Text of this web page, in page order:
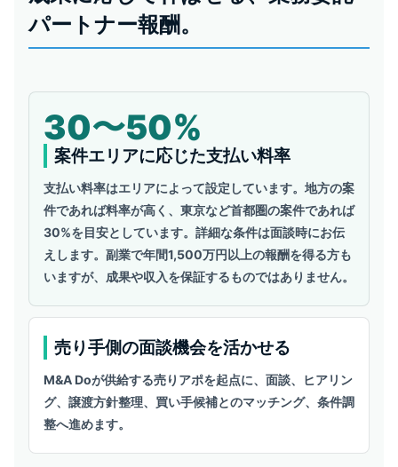
パートナー報酬。
30〜50%
案件エリアに応じた支払い料率
支払い料率はエリアによって設定しています。地方の案
件であれば料率が高く、東京など首都圏の案件であれば
30%を目安としています。詳細な条件は面談時にお伝
えします。副業で年間1,500万円以上の報酬を得る方も
いますが、成果や収入を保証するものではありません。
売り手側の面談機会を活かせる
M&A Doが供給する売りアポを起点に、面談、ヒアリン
グ、譲渡方針整理、買い手候補とのマッチング、条件調
整へ進めます。